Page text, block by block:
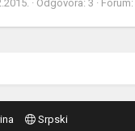
Odgovora: 3 Forum:
Srpski